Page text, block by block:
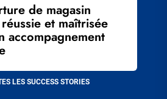
LES SUCCESS STORIES
de magasin
et maîtrisée
accompagnement